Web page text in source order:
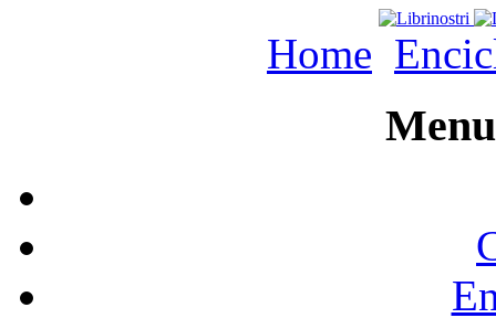
Home